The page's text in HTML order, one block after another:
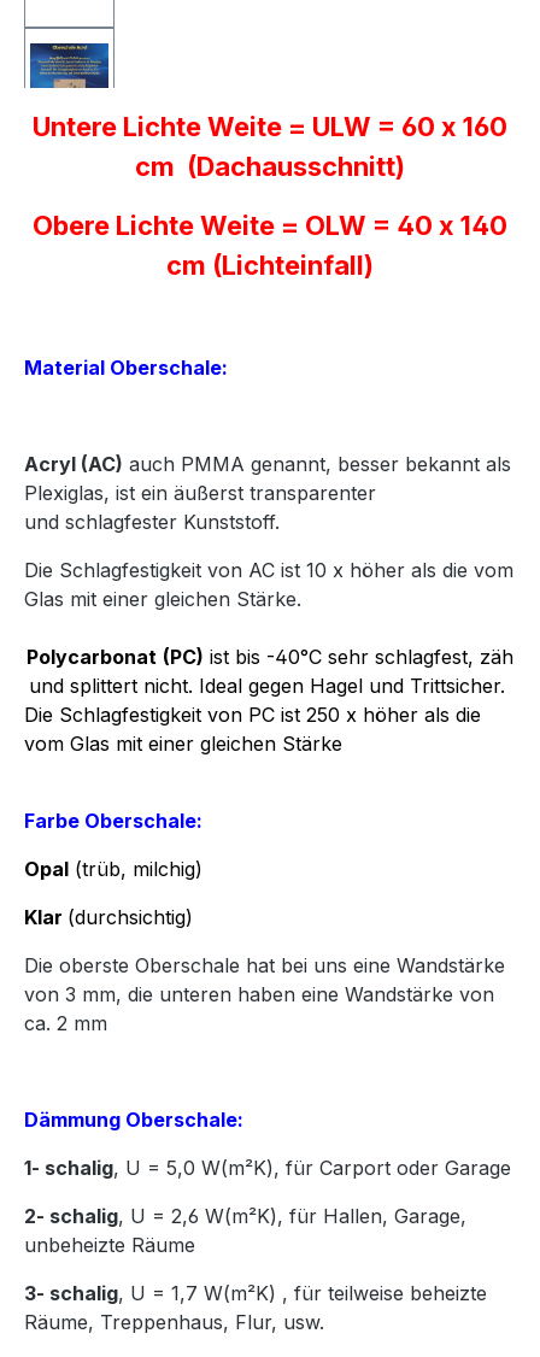
Untere Lichte Weite = ULW = 60 x 160
cm (Dachausschnitt)
Obere Lichte Weite = OLW = 40 x 140
cm (Lichteinfall)
Material Oberschale:
Acryl (AC) auch PMMA genannt, besser bekannt als
Plexiglas, ist ein äußerst transparenter
und schlagfester Kunststoff.
Die Schlagfestigkeit von AC ist 10 x höher als die vom
Glas mit einer gleichen Stärke.
Polycarbonat (PC) ist bis -40°C sehr schlagfest, zäh
und splittert nicht. Ideal gegen Hagel und Trittsicher.
Die Schlagfestigkeit von PC ist 250 x höher als die
vom Glas mit einer gleichen Stärke
Farbe Oberschale:
Opal (trüb, milchig)
Klar (durchsichtig)
Die oberste Oberschale hat bei uns eine Wandstärke
von 3 mm, die unteren haben eine Wandstärke von
ca. 2 mm
Dämmung Oberschale:
1- schalig, U = 5,0 W(m²K), für Carport oder Garage
2- schalig, U = 2,6 W(m²K), für Hallen, Garage,
unbeheizte Räume
3- schalig, U = 1,7 W(m²K) , für teilweise beheizte
Räume, Treppenhaus, Flur, usw.